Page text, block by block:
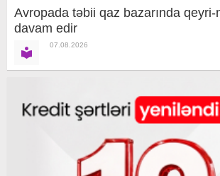
Avropada təbii qaz bazarında
davam edir
07.08.2026